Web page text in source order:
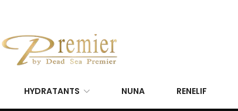
HYDRATANTS NUNA RENELIF